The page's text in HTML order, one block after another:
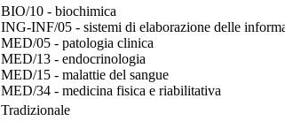
BIO/10 - biochimica
ING-INF/05 - sistemi di elaborazione delle
MED/05 - patologia clinica
MED/13 - endocrinologia
MED/15 - malattie del sangue
MED/34 - medicina fisica e riabilitativa
Tradizionale